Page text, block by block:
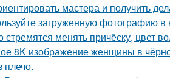
мастера и получить
загруженную фотографию в
менять причёску, цвет
8K изображение женщины в
плечо.